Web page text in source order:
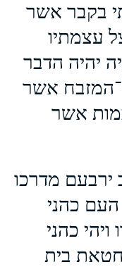
בקבר אשר
עצמתיו
יהיה הדבר
אשר
אשר
מדרכו
כהני
כהני
בית